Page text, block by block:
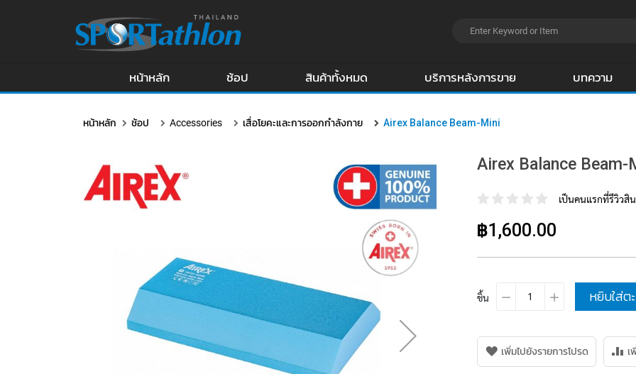
หน้าหลัก ช้อป สินค้าทั้งหมด บริการหลังการขาย บทความ
หน้าหลัก ช้อป Accessories เสื่อโยคะและการออกกำลังกาย Airex Balance Beam-Mini
Airex Balance Beam-
เป็นคนแรกที่รีวิวสิ
฿1,600.00
ชิ้น หยิบใส่ต
เพิ่มไปยังรายการโปรด เ